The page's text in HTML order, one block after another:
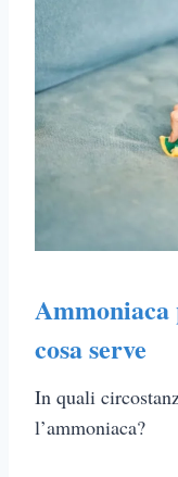
cosa serve
In quali
l’ammoniaca?